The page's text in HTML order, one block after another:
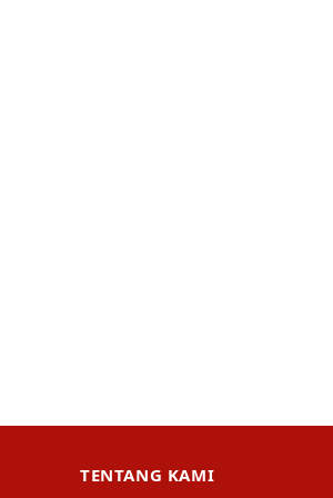
TENTANG KAMI